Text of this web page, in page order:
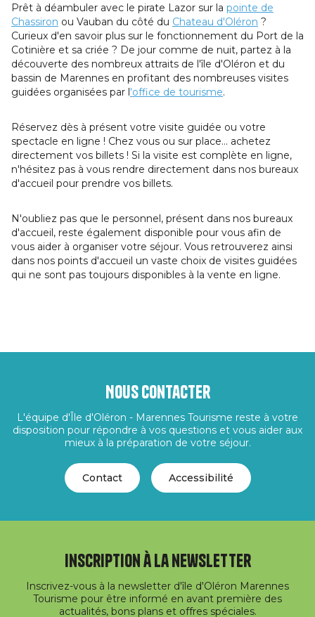
Prêt à déambuler avec le pirate Lazor sur la pointe de
Chassiron ou Vauban du côté du Chateau d'Oléron ?
Curieux d'en savoir plus sur le fonctionnement du Port de la
Cotinière et sa criée ? De jour comme de nuit, partez à la
découverte des nombreux attraits de l'île d'Oléron et du
bassin de Marennes en profitant des nombreuses visites
guidées organisées par l'office de tourisme.
Réservez dès à présent votre visite guidée ou votre
spectacle en ligne ! Chez vous ou sur place... achetez
directement vos billets ! Si la visite est complète en ligne,
n'hésitez pas à vous rendre directement dans nos bureaux
d'accueil pour prendre vos billets.
N'oubliez pas que le personnel, présent dans nos bureaux
d'accueil, reste également disponible pour vous afin de
vous aider à organiser votre séjour. Vous retrouverez ainsi
dans nos points d'accueil un vaste choix de visites guidées
qui ne sont pas toujours disponibles à la vente en ligne.
Nous contacter
L'équipe d'Île d'Oléron - Marennes Tourisme reste à votre
disposition pour répondre à vos questions et vous aider aux
mieux à la préparation de votre séjour.
Contact Accessibilité
Inscription à la newsletter
Inscrivez-vous à la newsletter d'île d'Oléron Marennes
Tourisme pour être informé en avant première des
actualités, bons plans et offres spéciales.